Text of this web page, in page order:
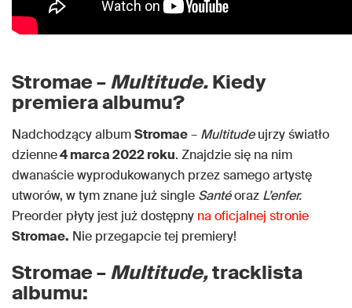
Stromae –Multitude.Kiedy
premiera albumu?
Nadchodzący albumStromae– Multitudeujrzy światło
dzienne4 marca 2022 roku. Znajdzie się na nim
dwanaście wyprodukowanych przez samego artystę
utworów, w tym znane już single Santéoraz L’enfer.
Preorder płyty jest już dostępny na oficjalnej stronie
Stromae. Nie przegapcie tej premiery!
Stromae –Multitude,tracklista
albumu: